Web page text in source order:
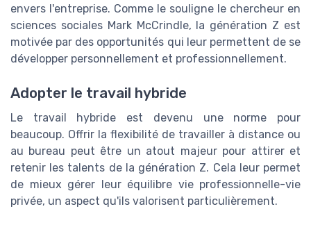
envers l'entreprise. Comme le souligne le chercheur en
sciences sociales Mark McCrindle, la génération Z est
motivée par des opportunités qui leur permettent de se
développer personnellement et professionnellement.
Adopter le travail hybride
Le travail hybride est devenu une norme pour
beaucoup. Offrir la flexibilité de travailler à distance ou
au bureau peut être un atout majeur pour attirer et
retenir les talents de la génération Z. Cela leur permet
de mieux gérer leur équilibre vie professionnelle-vie
privée, un aspect qu'ils valorisent particulièrement.